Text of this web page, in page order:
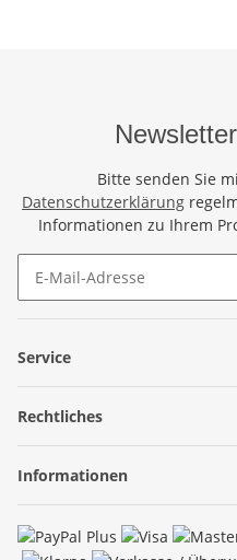
Bitte senden Sie
Datenschutzerklärung
Informationen zu Ihrem
Service
Rechtliches
Informationen